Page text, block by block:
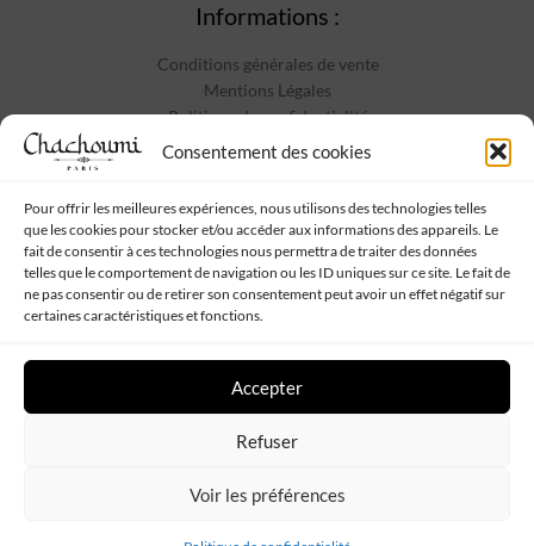
Consentement des cookies
Pour offrir les meilleures expériences, nous utilisons des technologies telles
que les cookies pour stocker et/ou accéder aux informations des appareils. Le
fait de consentir à ces technologies nous permettra de traiter des données
telles que le comportement de navigation ou les ID uniques sur ce site. Le fait de
ne pas consentir ou de retirer son consentement peut avoir un effet négatif sur
certaines caractéristiques et fonctions.
Accepter
Refuser
Voir les préférences
Informations :
Conditions générales de vente
Mentions Légales
Politique de confidentialité
Contact
Suivez-nous :
Chachoumi Tous droits réservés - Propulsé parWeb My Sister-Plan
de site